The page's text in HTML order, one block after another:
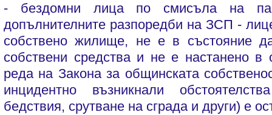
- бездомни лица по смисъла на
допълнителните разпоредби на ЗСП -
собствено жилище, не е в състояние
собствени средства и не е настанено
реда на Закона за общинската
инцидентно възникнали
бедствия, срутване на сграда и други) е